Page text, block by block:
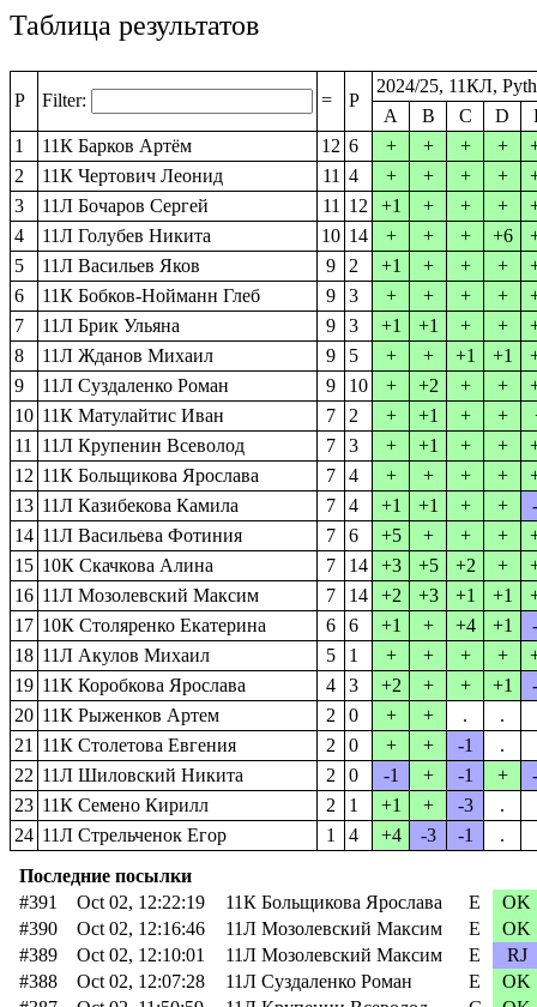
Таблица результатов
P Filter: = P
2024/25, 11КЛ,
A
B C D
1
11К Барков Артём 12 6 + + + +
2
11К Чертович Леонид 11 4 + + + +
3
11Л Бочаров Сергей 11 12 +1 + + +
4
11Л Голубев Никита 10 14 + + + +6
5
11Л Васильев Яков 9 2 +1 + + +
6
11К Бобков-Нойманн Глеб 9 3 + + + +
7
11Л Брик Ульяна 9 3 +1 +1 + +
8
11Л Жданов Михаил 9 5 + + +1 +1
9
11Л Суздаленко Роман 9 10 + +2 + +
10 11К Матулайтис Иван 7 2 + +1 + +
11
11Л Крупенин Всеволод 7 3 + +1 + +
12 11К Больщикова Ярослава 7 4 + + + +
13 11Л Казибекова Камила 7 4 +1 +1 + +
14 11Л Васильева Фотиния 7 6 +5 + + +
15 10К Скачкова Алина 7 14 +3 +5 +2 +
16 11Л Мозолевский Максим 7 14 +2 +3 +1 +1
17 10К Столяренко Екатерина 6 6 +1 + +4 +1
18 11Л Акулов Михаил 5 1 + + + +
19 11К Коробкова Ярослава 4 3 +2 + + +1
20 11К Рыженков Артем 2 0 + + .
.
21
11К Столетова Евгения 2 0 + + -1
.
22 11Л Шиловский Никита 2 0 -1 + -1 +
23 11К Семено Кирилл 2 1 +1 + -3
.
24 11Л Стрельченок Егор 1 4 +4 -3 -1
.
Последние посылки
#391
Oct 02, 12:22:19 11К Больщикова Ярослава E
OK
#390
Oct 02, 12:16:46 11Л Мозолевский Максим E
OK
#389
Oct 02, 12:10:01 11Л Мозолевский Максим E
RJ
#388
Oct 02, 12:07:28 11Л Суздаленко Роман E
OK